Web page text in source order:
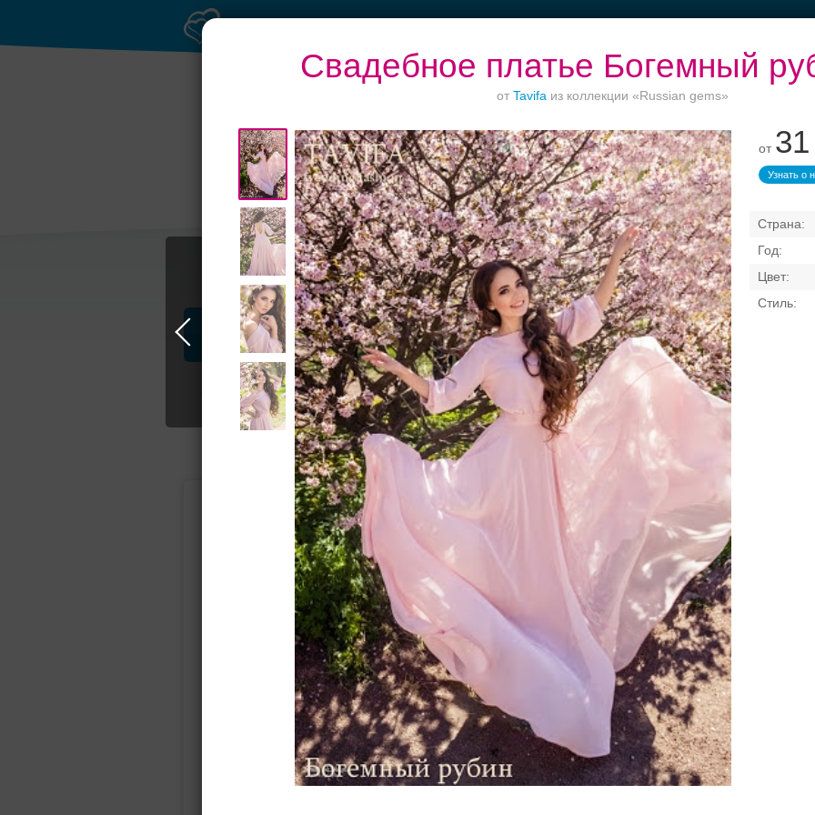
Свадебное платье Богемный
от Tavifa из коллекции «Russian gems»
от
Узнать о
Ваш безупречный
образ
Торжества за
городом
Банкет в отеле
Профессионалы и услуги Свадебные платья Банкет Транспорт
Свадьба в Москве Свадебные платья
Подбор свадебного платья
По стилю
Прямое Русалка Принцесса Бальное